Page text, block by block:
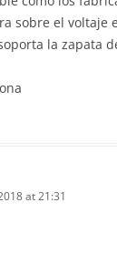
sobre el voltaje
la zapata
at 21:31